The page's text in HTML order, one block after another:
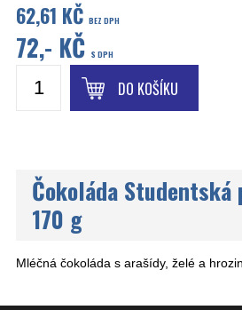
62,61 KČ BEZ DPH
72,- KČ S DPH
DO KOŠÍKU
Čokoláda
170 g
Mléčná čokoláda s arašídy, želé a